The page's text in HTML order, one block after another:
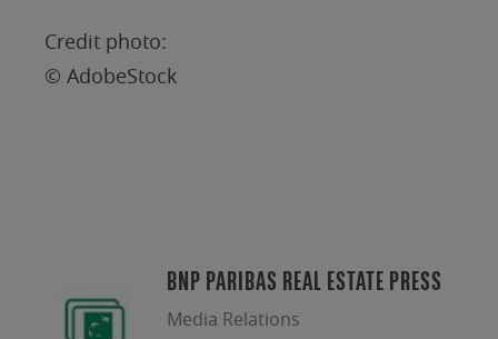
Credit photo:
© AdobeStock
BNP PARIBAS REAL ESTATE PRESS
Media Relations